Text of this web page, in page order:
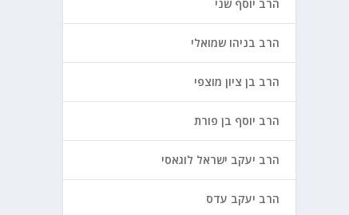
הרב יוסף שני
הרב בניהו שמואלי
הרב בן ציון מוצפי
הרב יוסף בן פורת
הרב יעקב ישראל לוגאסי
הרב יעקב עדס